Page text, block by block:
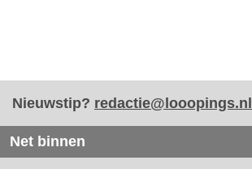
Nieuwstip? redactie@looopings.nl
Net binnen